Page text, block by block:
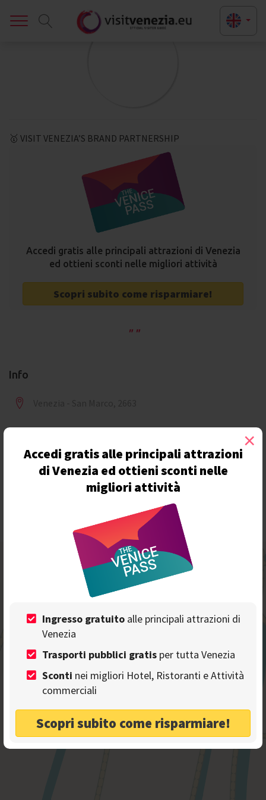
Accedi gratis alle principali attrazioni
di Venezia ed ottieni sconti nelle
migliori attività
Ingresso gratuito alle principali attrazioni di
Venezia
Trasporti pubblici gratis per tutta Venezia
Sconti nei migliori Hotel, Ristoranti e Attività
commerciali
Scopri subito come risparmiare!
×
🥇 VISIT VENEZIA’S BRAND PARTNERSHIP
Accedi gratis alle principali attrazioni di Venezia
ed ottieni sconti nelle migliori attività
Scopri subito come risparmiare!
Info
tizianasartori66@gmail.com